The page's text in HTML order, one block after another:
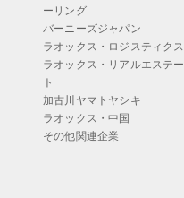
ーリング
バーニーズジャパン
ラオックス・ロジスティクス
ラオックス・リアルエステー
ト
加古川ヤマトヤシキ
ラオックス・中国
その他関連企業